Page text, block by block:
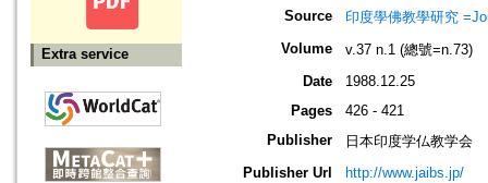
Extra service
Source
印度學佛教學研究
Volume
v.37 n.1 (總號=n.73)
Date
1988.12.25
Pages
426 - 421
Publisher
日本印度学仏教学会
Publisher Url
http://www.jaibs.jp/